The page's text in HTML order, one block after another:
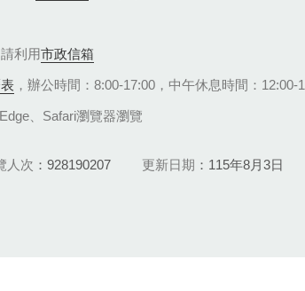
利用市政信箱
，辦公時間：8:00-17:00，中午休息時間：12:00-
、Safari瀏覽器瀏覽
人次 928190207 更新日期 115年8月3日